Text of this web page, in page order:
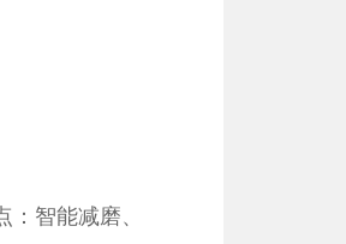
智能减磨、